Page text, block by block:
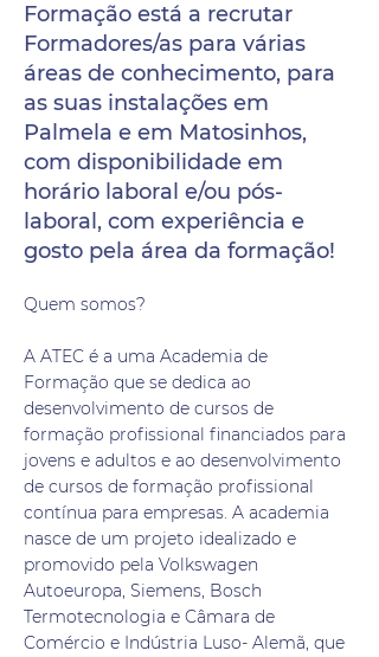
Formação está a recrutar
Formadores/as para várias
áreas de conhecimento, para
as suas instalações em
Palmela e em Matosinhos,
com disponibilidade em
horário laboral e/ou pós-
laboral, com experiência e
gosto pela área da formação!
Quem somos?
A ATEC é a uma Academia de
Formação que se dedica ao
desenvolvimento de cursos de
formação profissional financiados para
jovens e adultos e ao desenvolvimento
de cursos de formação profissional
contínua para empresas. A academia
nasce de um projeto idealizado e
promovido pela Volkswagen
Autoeuropa, Siemens, Bosch
Termotecnologia e Câmara de
Comércio e Indústria Luso- Alemã, que